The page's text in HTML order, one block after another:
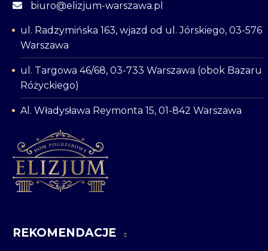
biuro@elizjum-warszawa.pl
ul. Radzymińska 163, wjazd od ul. Jórskiego, 03-576
Warszawa
ul. Targowa 46/68, 03-733 Warszawa (obok Bazaru
Różyckiego)
Al. Władysława Reymonta 15, 01-842 Warszawa
REKOMENDACJE